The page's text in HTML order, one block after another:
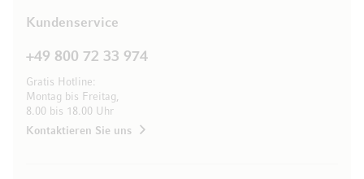
Kundenservice
+49 800 72 33 974
Gratis Hotline:
Montag bis Freitag,
8.00 bis 18.00 Uhr
Kontaktieren Sie uns